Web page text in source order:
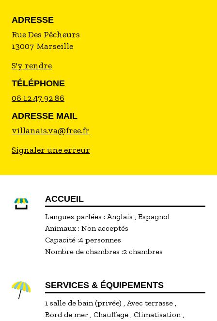
ADRESSE
Rue Des Pêcheurs
13007 Marseille
S'y rendre
TÉLÉPHONE
06 12 47 92 86
ADRESSE MAIL
villanais.va@free.fr
Signaler une erreur
ACCUEIL
Langues parlées : Anglais
Espagnol
Animaux : Non acceptés
Capacité :4 personnes
Nombre de chambres :2 chambres
SERVICES & ÉQUIPEMENTS
1 salle de bain (privée)
Avec terrasse
Bord de mer Chauffage Climatisation